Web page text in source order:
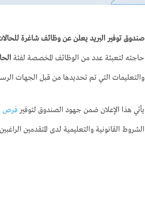
صندوق توفير البريد يعلن عن وظائف شاغرة
حاجته لتعبئة عدد من الوظائف المخصصة لفئة
والتعليمات التي تم تحديدها من قبل الجهات
يأتي هذا الإعلان ضمن جهود الصندوق لتوفير فرص
الشروط القانونية والتعليمية لدى المتقدمين